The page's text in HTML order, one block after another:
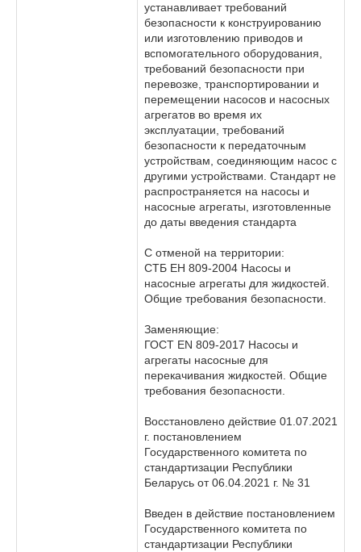
устанавливает требований
безопасности к конструированию
или изготовлению приводов и
вспомогательного оборудования,
требований безопасности при
перевозке, транспортировании и
перемещении насосов и насосных
агрегатов во время их
эксплуатации, требований
безопасности к передаточным
устройствам, соединяющим насос с
другими устройствами. Стандарт не
распространяется на насосы и
насосные агрегаты, изготовленные
до даты введения стандарта
С отменой на территории:
СТБ ЕН 809-2004 Насосы и
насосные агрегаты для жидкостей.
Общие требования безопасности.
Заменяющие:
ГОСТ EN 809-2017 Насосы и
агрегаты насосные для
перекачивания жидкостей. Общие
требования безопасности.
Восстановлено действие 01.07.2021
г. постановлением
Государственного комитета по
стандартизации Республики
Беларусь от 06.04.2021 г. № 31
Введен в действие постановлением
Государственного комитета по
стандартизации Республики